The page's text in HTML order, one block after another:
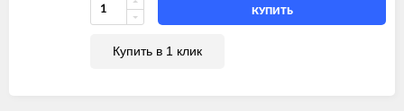
КУПИТЬ
Купить в 1 клик